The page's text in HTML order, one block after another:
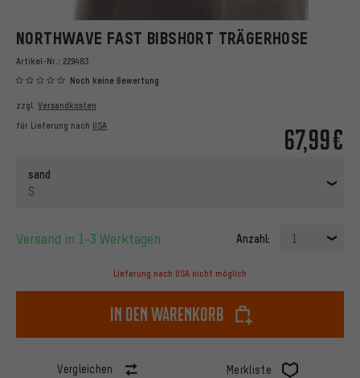
NORTHWAVE FAST BIBSHORT TRÄGERHOSE
Artikel-Nr.: 229483
Noch keine Bewertung
67,99€
zzgl. Versandkosten
für Lieferung nach USA
sand
S
Versand in 1-3 Werktagen Anzahl: 1
Lieferung nach USA nicht möglich
In den Warenkorb
Vergleichen Merkliste